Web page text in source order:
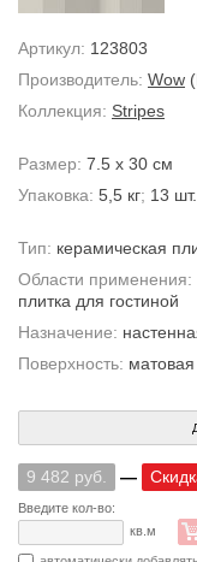
Артикул: 123803
Производитель: Wow
Коллекция: Stripes
Размер: 7.5 x 30 см
Упаковка: 5,5 кг; 13 шт.
Тип: керамическая
Области применения:
плитка для гостиной
Назначение:
Поверхность: матовая
9 482 руб. —
Введите кол-во:
кв.м